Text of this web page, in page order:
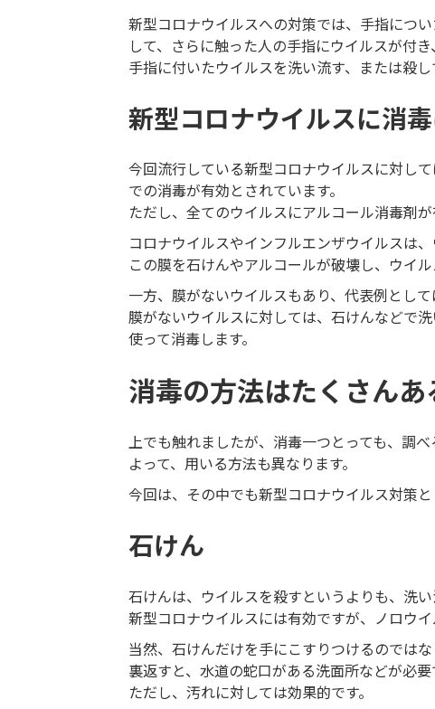
新型コロナウイルスへの対策では、手指につ
して、さらに触った人の手指にウイルスが付
手指に付いたウイルスを洗い流す、または殺
新型コロナウイルスに消
今回流行している新型コロナウイルスに対し
での消毒が有効とされています。
ただし、全てのウイルスにアルコール消毒剤が
コロナウイルスやインフルエンザウイルスは
この膜を石けんやアルコールが破壊し、ウイル
一方、膜がないウイルスもあり、代表例として
膜がないウイルスに対しては、石けんなどで
使って消毒します。
消毒の方法はたくさんあ
上でも触れましたが、消毒一つとっても、調
よって、用いる方法も異なります。
今回は、その中でも新型コロナウイルス対策
石けん
石けんは、ウイルスを殺すというよりも、洗い
新型コロナウイルスには有効ですが、ノロウ
当然、石けんだけを手にこすりつけるのでは
裏返すと、水道の蛇口がある洗面所などが必
ただし、汚れに対しては効果的です。